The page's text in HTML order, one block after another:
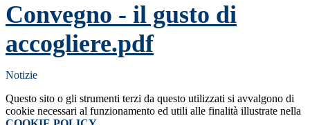
Convegno - il gusto di
accogliere.pdf
Notizie
Questo sito o gli strumenti terzi da questo utilizzati si avvalgono di
cookie necessari al funzionamento ed utili alle finalità illustrate nella